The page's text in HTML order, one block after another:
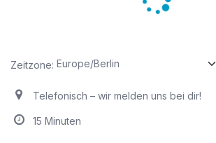
Zeitzone:
Telefonisch – wir melden uns bei dir!
15 Minuten